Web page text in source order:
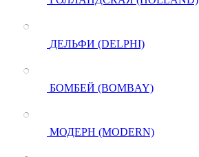
ДЕЛЬФИ (DELPHI)
БОМБЕЙ (BOMBAY)
МОДЕРН (MODERN)